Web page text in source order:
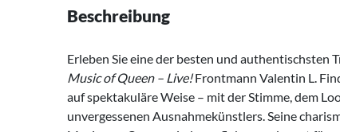
Beschreibung
Erleben Sie eine der besten und authentischsten
Music of Queen – Live!Frontmann Valentin L.
auf spektakuläre Weise – mit der Stimme, dem
unvergessenen Ausnahmekünstlers. Seine